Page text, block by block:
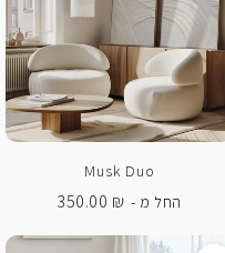
Musk Duo
החל מ -
350.00 ₪